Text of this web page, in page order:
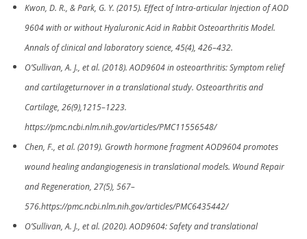
Kwon, D. R., & Park, G. Y. (2015). Effect of Intra-articular Injection of AOD
9604 with or without Hyaluronic Acid in Rabbit Osteoarthritis Model.
Annals of clinical and laboratory science, 45(4), 426–432.
O’Sullivan, A. J., et al. (2018). AOD9604 in osteoarthritis: Symptom relief
and cartilageturnover in a translational study. Osteoarthritis and
Cartilage, 26(9),1215–1223.
https://pmc.ncbi.nlm.nih.gov/articles/PMC11556548/
Chen, F., et al. (2019). Growth hormone fragment AOD9604 promotes
wound healing andangiogenesis in translational models. Wound Repair
and Regeneration, 27(5), 567–
576.https://pmc.ncbi.nlm.nih.gov/articles/PMC6435442/
O’Sullivan, A. J., et al. (2020). AOD9604: Safety and translational